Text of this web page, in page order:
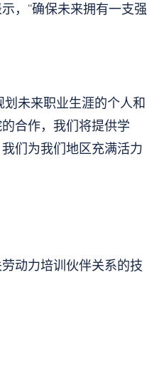
，“确保未来拥有一支强
划未来职业生涯的个人和
合作，我们将提供学
们为我们地区充满活力
动力培训伙伴关系的技